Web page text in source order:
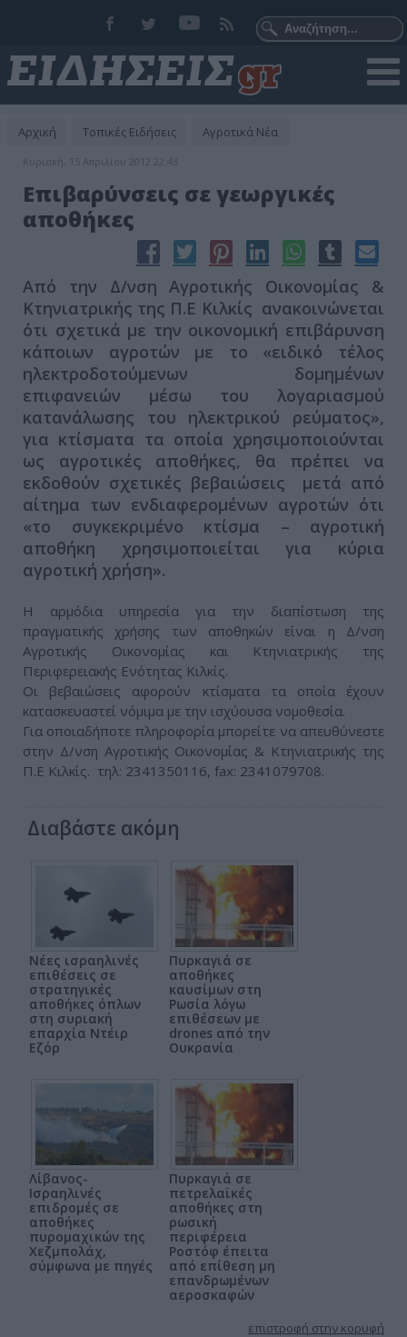
Αρχική Τοπικές Ειδήσεις Αγροτικά Νέα
Κυριακή, 15 Απριλίου 2012 22:43
Επιβαρύνσεις σε γεωργικές
αποθήκες
Από την Δ/νση Αγροτικής Οικονομίας &
Κτηνιατρικής της Π.Ε Κιλκίς ανακοινώνεται
ότι σχετικά με την οικονομική επιβάρυνση
κάποιων αγροτών με το «ειδικό τέλος
ηλεκτροδοτούμενων δομημένων
επιφανειών μέσω του λογαριασμού
κατανάλωσης του ηλεκτρικού ρεύματος»,
για κτίσματα τα οποία χρησιμοποιούνται
ως αγροτικές αποθήκες, θα πρέπει να
εκδοθούν σχετικές βεβαιώσεις μετά από
αίτημα των ενδιαφερομένων αγροτών ότι
«το συγκεκριμένο κτίσμα – αγροτική
αποθήκη χρησιμοποιείται για κύρια
αγροτική χρήση».
Η αρμόδια υπηρεσία για την διαπίστωση της
πραγματικής χρήσης των αποθηκών είναι η Δ/νση
Αγροτικής Οικονομίας και Κτηνιατρικής της
Περιφερειακής Ενότητας Κιλκίς.
Οι βεβαιώσεις αφορούν κτίσματα τα οποία έχουν
κατασκευαστεί νόμιμα με την ισχύουσα νομοθεσία.
Για οποιαδήποτε πληροφορία μπορείτε να απευθύνεστε
στην Δ/νση Αγροτικής Οικονομίας & Κτηνιατρικής της
Π.Ε Κιλκίς. τηλ: 2341350116, fax: 2341079708.
Διαβάστε ακόμη
Νέες ισραηλινές
επιθέσεις σε
στρατηγικές
αποθήκες όπλων
στη συριακή
επαρχία Ντέιρ
Εζόρ
Πυρκαγιά σε
αποθήκες
καυσίμων στη
Ρωσία λόγω
επιθέσεων με
drones από την
Ουκρανία
Λίβανος-
Ισραηλινές
επιδρομές σε
αποθήκες
πυρομαχικών της
Χεζμπολάχ,
σύμφωνα με πηγές
Πυρκαγιά σε
πετρελαϊκές
αποθήκες στη
ρωσική
περιφέρεια
Ροστόφ έπειτα
από επίθεση μη
επανδρωμένων
αεροσκαφών
επιστροφή στην κορυφή